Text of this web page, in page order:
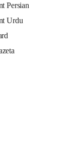
Persian
Urdu